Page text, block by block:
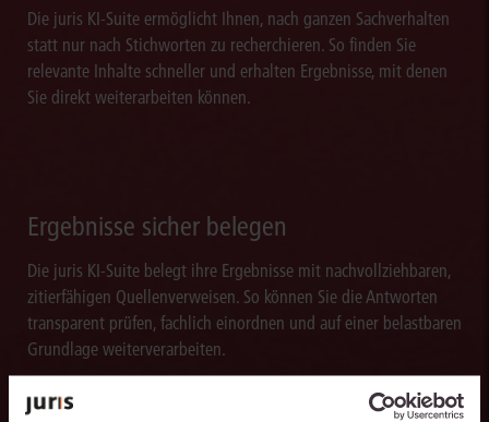
Die juris KI-Suite ermöglicht Ihnen, nach ganzen Sachverhalten
statt nur nach Stichworten zu recherchieren. So finden Sie
relevante Inhalte schneller und erhalten Ergebnisse, mit denen
Sie direkt weiterarbeiten können.
Ergebnisse sicher belegen
Die juris KI-Suite belegt ihre Ergebnisse mit nachvollziehbaren,
zitierfähigen Quellenverweisen. So können Sie die Antworten
transparent prüfen, fachlich einordnen und auf einer belastbaren
Grundlage weiterverarbeiten.